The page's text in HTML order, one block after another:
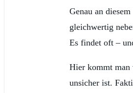
Genau an
gleichwertig
Es findet oft –
Hier kommt man
unsicher ist.